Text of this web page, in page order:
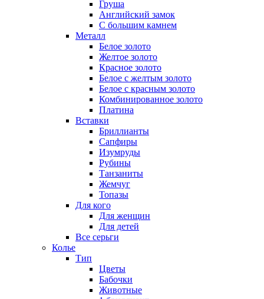
Груша
Английский замок
С большим камнем
Металл
Белое золото
Желтое золото
Красное золото
Белое с желтым золото
Белое с красным золото
Комбинированное золото
Платина
Вставки
Бриллианты
Сапфиры
Изумруды
Рубины
Танзаниты
Жемчуг
Топазы
Для кого
Для женщин
Для детей
Все серьги
Колье
Тип
Цветы
Бабочки
Животные